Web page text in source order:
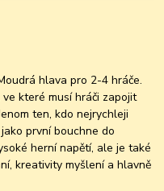
hlava pro 2-4 hráče.
které musí hráči zapojit
ten, kdo nejrychleji
první bouchne do
herní napětí, ale je také
kreativity myšlení a hlavně